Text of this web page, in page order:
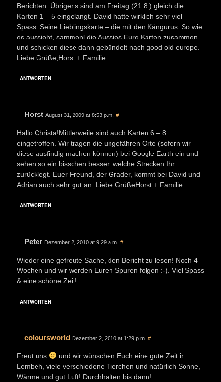
Berichten. Übrigens sind am Freitag (21.8.) gleich die
Karten 1 – 5 eingelangt. David hatte wirklich sehr viel
Spass. Seine Lieblingskarte – die mit den Kängurus. So wie
es aussieht, sammenl die Aussies Eure Karten zusammen
und schicken diese dann gebündelt nach good old europe.
Liebe Grüße,Horst + Familie
ANTWORTEN
Horst August 31, 2009 at 8:53 p.m. #
Hallo Christa!Mittlerweile sind auch Karten 6 – 8
eingetroffen. Wir tragen die ungefähren Orte (sofern wir
diese ausfindig machen können) bei Google Earth ein und
sehen so ein bisschen besser, welche Strecken Ihr
zurücklegt. Euer Freund, der Grader, kommt bei David und
Adrian auch sehr gut an. Liebe GrüßeHorst + Familie
ANTWORTEN
Peter Dezember 2, 2010 at 9:29 a.m. #
Wieder eine gefreute Sache, den Bericht zu lesen! Noch 4
Wochen und wir werden Euren Spuren folgen :-). Viel Spass
& eine schöne Zeit!
ANTWORTEN
coloursworld Dezember 2, 2010 at 1:29 p.m. #
Freut uns
und wir wünschen Euch eine gute Zeit in
Lembeh, viele verschiedene Tierchen und natürlich Sonne,
Wärme und gut Luft! Durchhalten bis dann!